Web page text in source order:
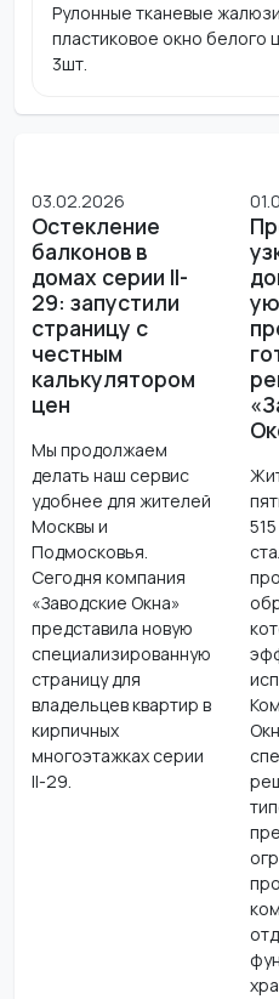
Рулонные тканевые
пластиковое окно белого
3шт.
03.02.2026
Остекление
балконов в
домах серии II-
29: запустили
страницу с
честным
калькулятором
цен
Мы продолжаем
делать наш сервис
удобнее для жителей
Москвы и
Подмосковья.
Сегодня компания
«Заводские Окна»
представила новую
специализированную
страницу для
владельцев квартир в
кирпичных
многоэтажках серии
II-29.